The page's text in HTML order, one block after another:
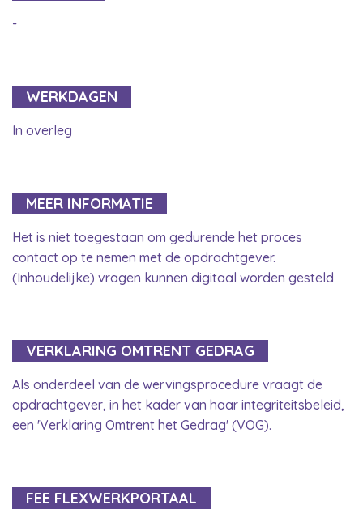
-
WERKDAGEN
In overleg
MEER INFORMATIE
Het is niet toegestaan om gedurende het proces
contact op te nemen met de opdrachtgever.
(Inhoudelijke) vragen kunnen digitaal worden gesteld
VERKLARING OMTRENT GEDRAG
Als onderdeel van de wervingsprocedure vraagt de
opdrachtgever, in het kader van haar integriteitsbeleid,
een 'Verklaring Omtrent het Gedrag' (VOG).
FEE FLEXWERKPORTAAL